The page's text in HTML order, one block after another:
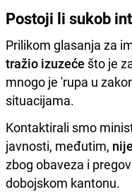
Postoji li sukob
Prilikom glasanja za
tražio izuzeće što je
mnogo je 'rupa u
situacijama.
Kontaktirali smo
javnosti, međutim,
zbog obaveza i
dobojskom kantonu.